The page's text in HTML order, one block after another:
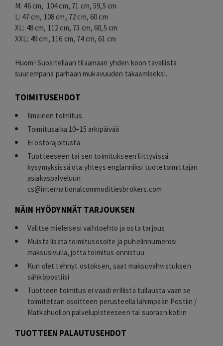
M: 46 cm, 104 cm, 71 cm, 59,5 cm
L: 47 cm, 108 cm, 72 cm, 60 cm
XL: 48 cm, 112 cm, 73 cm, 60,5 cm
XXL: 49 cm, 116 cm, 74 cm, 61 cm
Huom! Suositellaan tilaamaan yhden koon tavallista
suurempana parhaan mukavuuden takaamiseksi.
TOIMITUSEHDOT
Ilmainen toimitus
Toimitusaika 10–15 arkipäivää
Ei ostorajoitusta
Tuotteeseen tai sen toimitukseen liittyvissä
kysymyksissä ota yhteys englanniksi tuotetoimittajan
asiakaspalveluun:
cs@internationalcommoditiesbrokers.com
NÄIN HYÖDYNNÄT TARJOUKSEN
Valitse mieleisesi vaihtoehto ja osta tarjous
Muista lisätä toimitusosoite ja puhelinnumerosi
maksusivulla, jotta toimitus onnistuu
Kun olet tehnyt ostoksen, saat maksuvahvistuksen
sähköpostiisi
Tuotteen toimitus ei vaadi erillistä tullausta vaan se
toimitetaan osoitteen perusteella lähimpään Postiin /
Matkahuollon palvelupisteeseen tai suoraan kotiin
TUOTTEEN PALAUTUSEHDOT